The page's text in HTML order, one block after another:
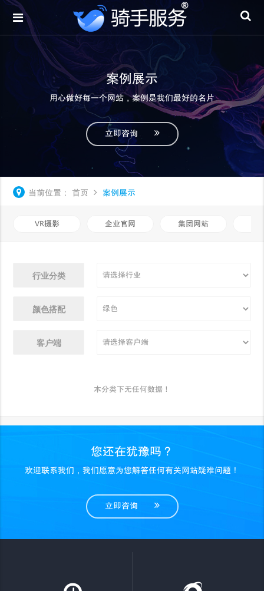
案例展示
用心做好每一个网站，案例是我们最好的名片
立即咨询
当前位置： 首页 案例展示
VR摄影 企业官网 集团网站
行业分类
颜色搭配
客户端
本分类下无任何数据！
您还在犹豫吗？
欢迎联系我们，我们愿意为您解答任何有关网站疑难问题！
立即咨询